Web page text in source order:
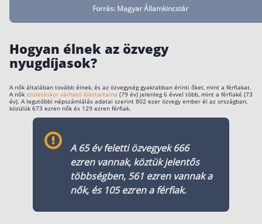
Karrier
Forrás: Magyar Államkincstár
Hogyan élnek az özvegy
nyugdíjasok?
A nők általában tovább élnek, és az özvegység gyakrabban érinti őket, mint a férfiakat.
A nők születéskor várható élettartama (79 év) jelenleg 6 évvel több, mint a férfiaké (73
év). A legutóbbi népszámlálás adatai szerint 802 ezer özvegy ember él az országban,
közülük 673 ezren nők és 129 ezren férfiak.
A 65 év feletti özvegyek 666
ezren vannak, köztük jelentős
többségben, 561 ezren vannak a
nők, és 105 ezren a férfiak.